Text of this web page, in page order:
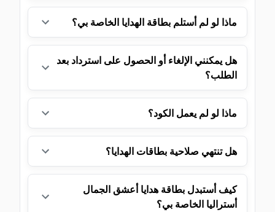
ماذا لو لم أستلم بطاقة الهدايا الخاصة بي؟
هل يمكنني الإلغاء أو الحصول على استرداد بعد
الطلب؟
ماذا لو لم يعمل الكود؟
هل تنتهي صلاحية بطاقات الهدايا؟
كيف أستبدل بطاقة هدايا أعشق الجمال
أستراليا الخاصة بي؟